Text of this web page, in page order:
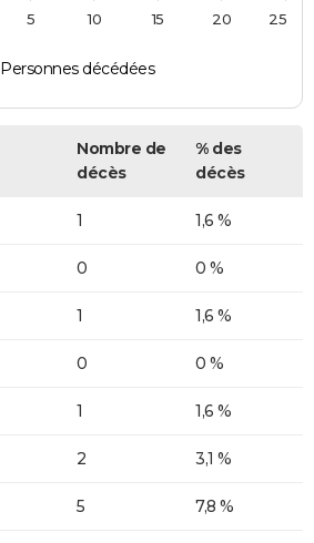
Personnes décédées
5 10 15 20 25
Nombre de
décès
% des
décès
1 1,6 %
0 0 %
1 1,6 %
0 0 %
1 1,6 %
2 3,1 %
5 7,8 %